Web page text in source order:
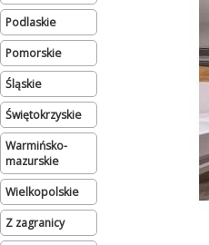
podlaskie
pomorskie
śląskie
świętokrzyskie
warmińsko-
mazurskie
wielkopolskie
Z zagranicy